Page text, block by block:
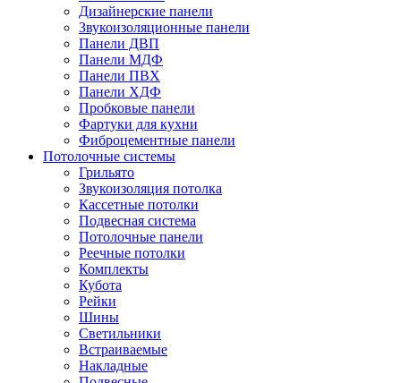
Дизайнерские панели
Звукоизоляционные панели
Панели ДВП
Панели МДФ
Панели ПВХ
Панели ХДФ
Пробковые панели
Фартуки для кухни
Фиброцементные панели
Потолочные системы
Грильято
Звукоизоляция потолка
Кассетные потолки
Подвесная система
Потолочные панели
Реечные потолки
Комплекты
Кубота
Рейки
Шины
Светильники
Встраиваемые
Накладные